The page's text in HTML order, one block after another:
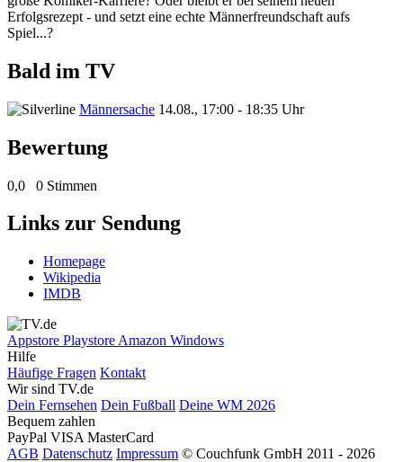
Erfolgsrezept - und setzt eine echte Männerfreundschaft aufs
Spiel...?
Bald im TV
Männersache 14.08., 17:00 - 18:35 Uhr
Bewertung
0,0 0 Stimmen
Links zur Sendung
Homepage
Wikipedia
IMDB
Appstore Playstore Amazon Windows
Hilfe
Häufige Fragen Kontakt
Wir sind TV.de
Dein Fernsehen Dein Fußball Deine WM 2026
Bequem zahlen
PayPal VISA MasterCard
AGB Datenschutz Impressum © Couchfunk GmbH 2011 - 2026